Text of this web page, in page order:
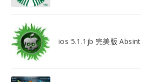
ios 5.1.1jb 完美版